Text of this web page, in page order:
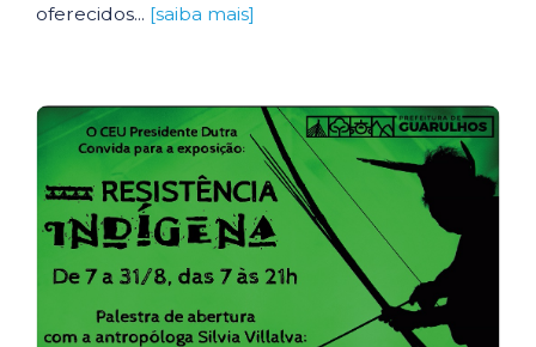
oferecidos... [saiba mais]